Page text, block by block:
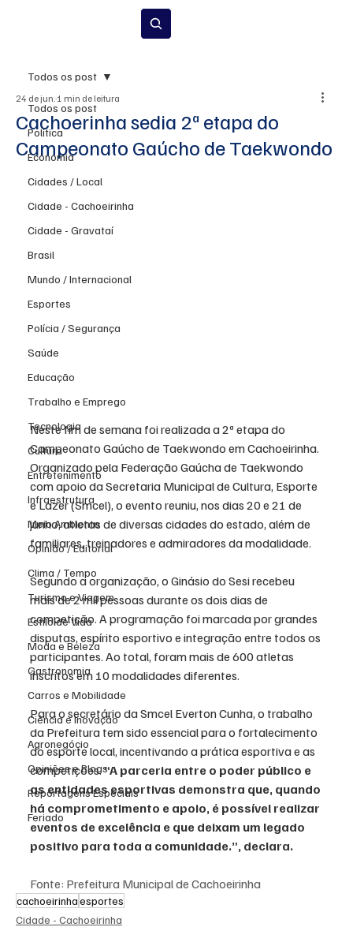
Todos os post
Política
Economia
Cidades / Local
Cidade - Cachoeirinha
Cidade - Gravataí
Brasil
Mundo / Internacional
Esportes
Polícia / Segurança
Saúde
Educação
Trabalho e Emprego
Tecnologia
Cultura
Entretenimento
Infraestrutura
Meio Ambiente
Opinião / Editorial
Clima / Tempo
Turismo e Viagem
Estilo de Vida
Moda e Beleza
Gastronomia
Carros e Mobilidade
Ciência e Inovação
Agronegócio
Opiniões e Blogs
Reportagens Especiais
Feriado
Todos os post
Cachoerinha sedia 2ª etapa do
Campeonato Gaúcho de Taekwondo
24 de jun. 1 min de leitura
Neste fim de semana foi realizada a 2ª etapa do
Campeonato Gaúcho de Taekwondo em Cachoeirinha.
Organizado pela Federação Gaúcha de Taekwondo
com apoio da Secretaria Municipal de Cultura, Esporte
e Lazer (Smcel), o evento reuniu, nos dias 20 e 21 de
junho, atletas de diversas cidades do estado, além de
familiares, treinadores e admiradores da modalidade.
Segundo a organização, o Ginásio do Sesi recebeu
mais de 2 mil pessoas durante os dois dias de
competição. A programação foi marcada por grandes
disputas, espírito esportivo e integração entre todos os
participantes. Ao total, foram mais de 600 atletas
inscritos em 10 modalidades diferentes.
Para o secretário da Smcel Everton Cunha, o trabalho
da Prefeitura tem sido essencial para o fortalecimento
do esporte local, incentivando a prática esportiva e as
competições. “A parceria entre o poder público e
as entidades esportivas demonstra que, quando
há comprometimento e apoio, é possível realizar
eventos de excelência e que deixam um legado
positivo para toda a comunidade.”, declara.
Fonte: Prefeitura Municipal de Cachoeirinha
cachoeirinhaesportes
Cidade - Cachoeirinha